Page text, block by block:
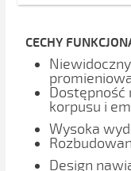
CECHY
Dostępność
korpusu i
Wysoka
Design